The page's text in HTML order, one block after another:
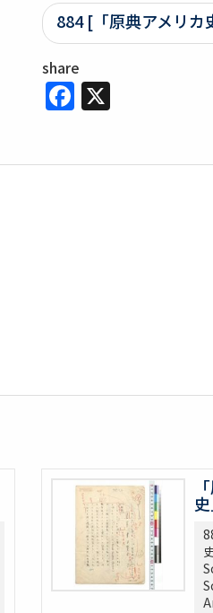
884 [「原典アメリカ
share
Facebook
X